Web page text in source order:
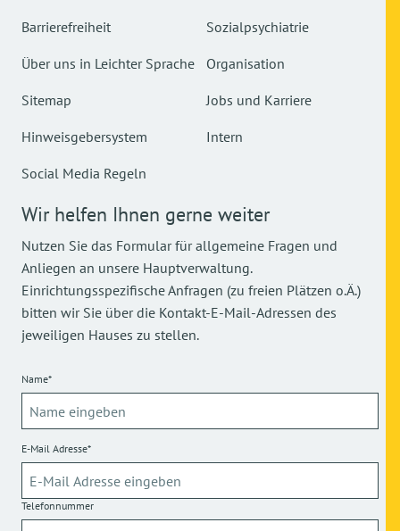
Barrierefreiheit
Über uns in Leichter Sprache
Sitemap
Hinweisgebersystem
Social Media Regeln
Sozialpsychiatrie
Organisation
Jobs und Karriere
Intern
Wir helfen Ihnen gerne weiter
Nutzen Sie das Formular für allgemeine Fragen und
Anliegen an unsere Hauptverwaltung.
Einrichtungsspezifische Anfragen (zu freien Plätzen o.Ä.)
bitten wir Sie über die Kontakt-E-Mail-Adressen des
jeweiligen Hauses zu stellen.
Name*
E-Mail Adresse*
Telefonnummer